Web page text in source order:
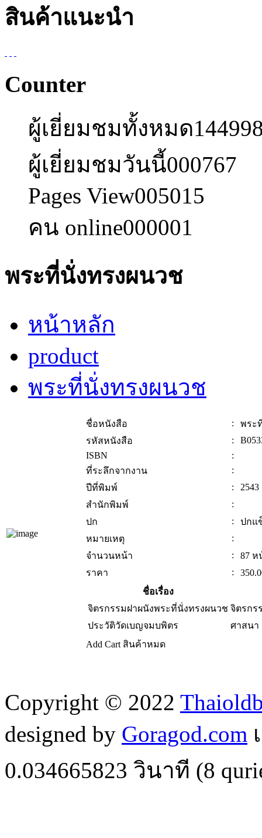
สินค้าแนะนำ
Counter
ผู้เยี่ยมชมทั้งหมด
ผู้เยี่ยมชมวันนี้000767
Pages View005015
คน online000001
พระที่นั่งทรงผนวช
หน้าหลัก
product
พระที่นั่งทรงผนวช
ชื่อหนังสือ :
พระ
รหัสหนังสือ
:
ISBN
:
ที่ระลึกจากงาน
:
ปีที่พิมพ์
:
2543
สำนักพิมพ์
:
ปก
:
ปกแ
หมายเหตุ
:
จำนวนหน้า
:
87 ห
ราคา
:
ชื่อเรื่อง
จิตรกรรมฝาผนังพระที่นั่งทรงผนวช จิตรกร
ประวัติวัดเบญจมบพิตร
ศาสนา
Add Cart สินค้าหมด
Copyright © 2022
designed by Goragod.com
0.034665823 วินาที (8